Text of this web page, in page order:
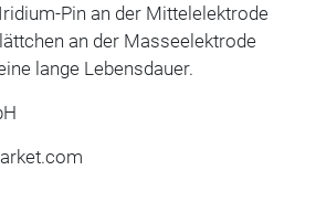
Pin an der Mittelelektrode
an der Masseelektrode
lange Lebensdauer.